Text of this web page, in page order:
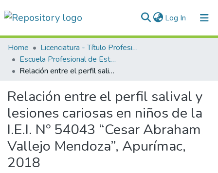
Log In (current)
Communities & Collections
All of DSpace
Normativas
Home
Licenciatura - Título Profesional
Escuela Profesional de Estomatología
Relación entre el perfil salival y lesiones cariosas en niños de la I.E.I. Nº 54043 “Cesar Abraham Vallejo Mendoza”, Apurímac, 2018
Relación entre el perfil salival y
lesiones cariosas en niños de la
I.E.I. Nº 54043 “Cesar Abraham
Vallejo Mendoza”, Apurímac,
2018